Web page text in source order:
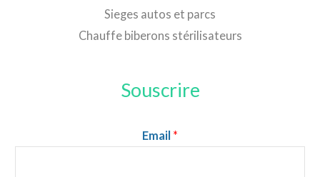
Sieges autos et parcs
Chauffe biberons stérilisateurs
Souscrire
Email *